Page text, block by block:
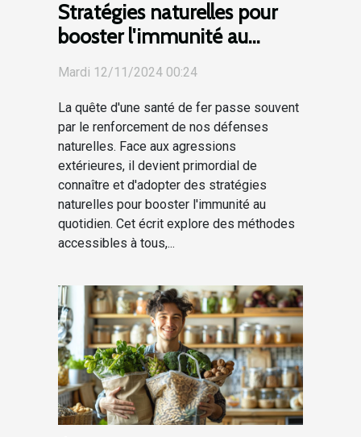
Stratégies naturelles pour
booster l'immunité au
Mardi 12/11/2024 00:24
La quête d'une santé de fer passe souvent
par le renforcement de nos défenses
naturelles. Face aux agressions
extérieures, il devient primordial de
connaître et d'adopter des stratégies
naturelles pour booster l'immunité au
quotidien. Cet écrit explore des méthodes
accessibles à tous,...